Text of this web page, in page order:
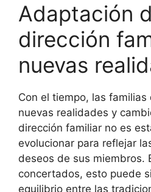
Adaptación
dirección
nuevas
Con el tiempo, las
nuevas realidades y
dirección familiar no es
evolucionar para reflejar
deseos de sus miembros.
concertados, esto puede
equilibrio entre las